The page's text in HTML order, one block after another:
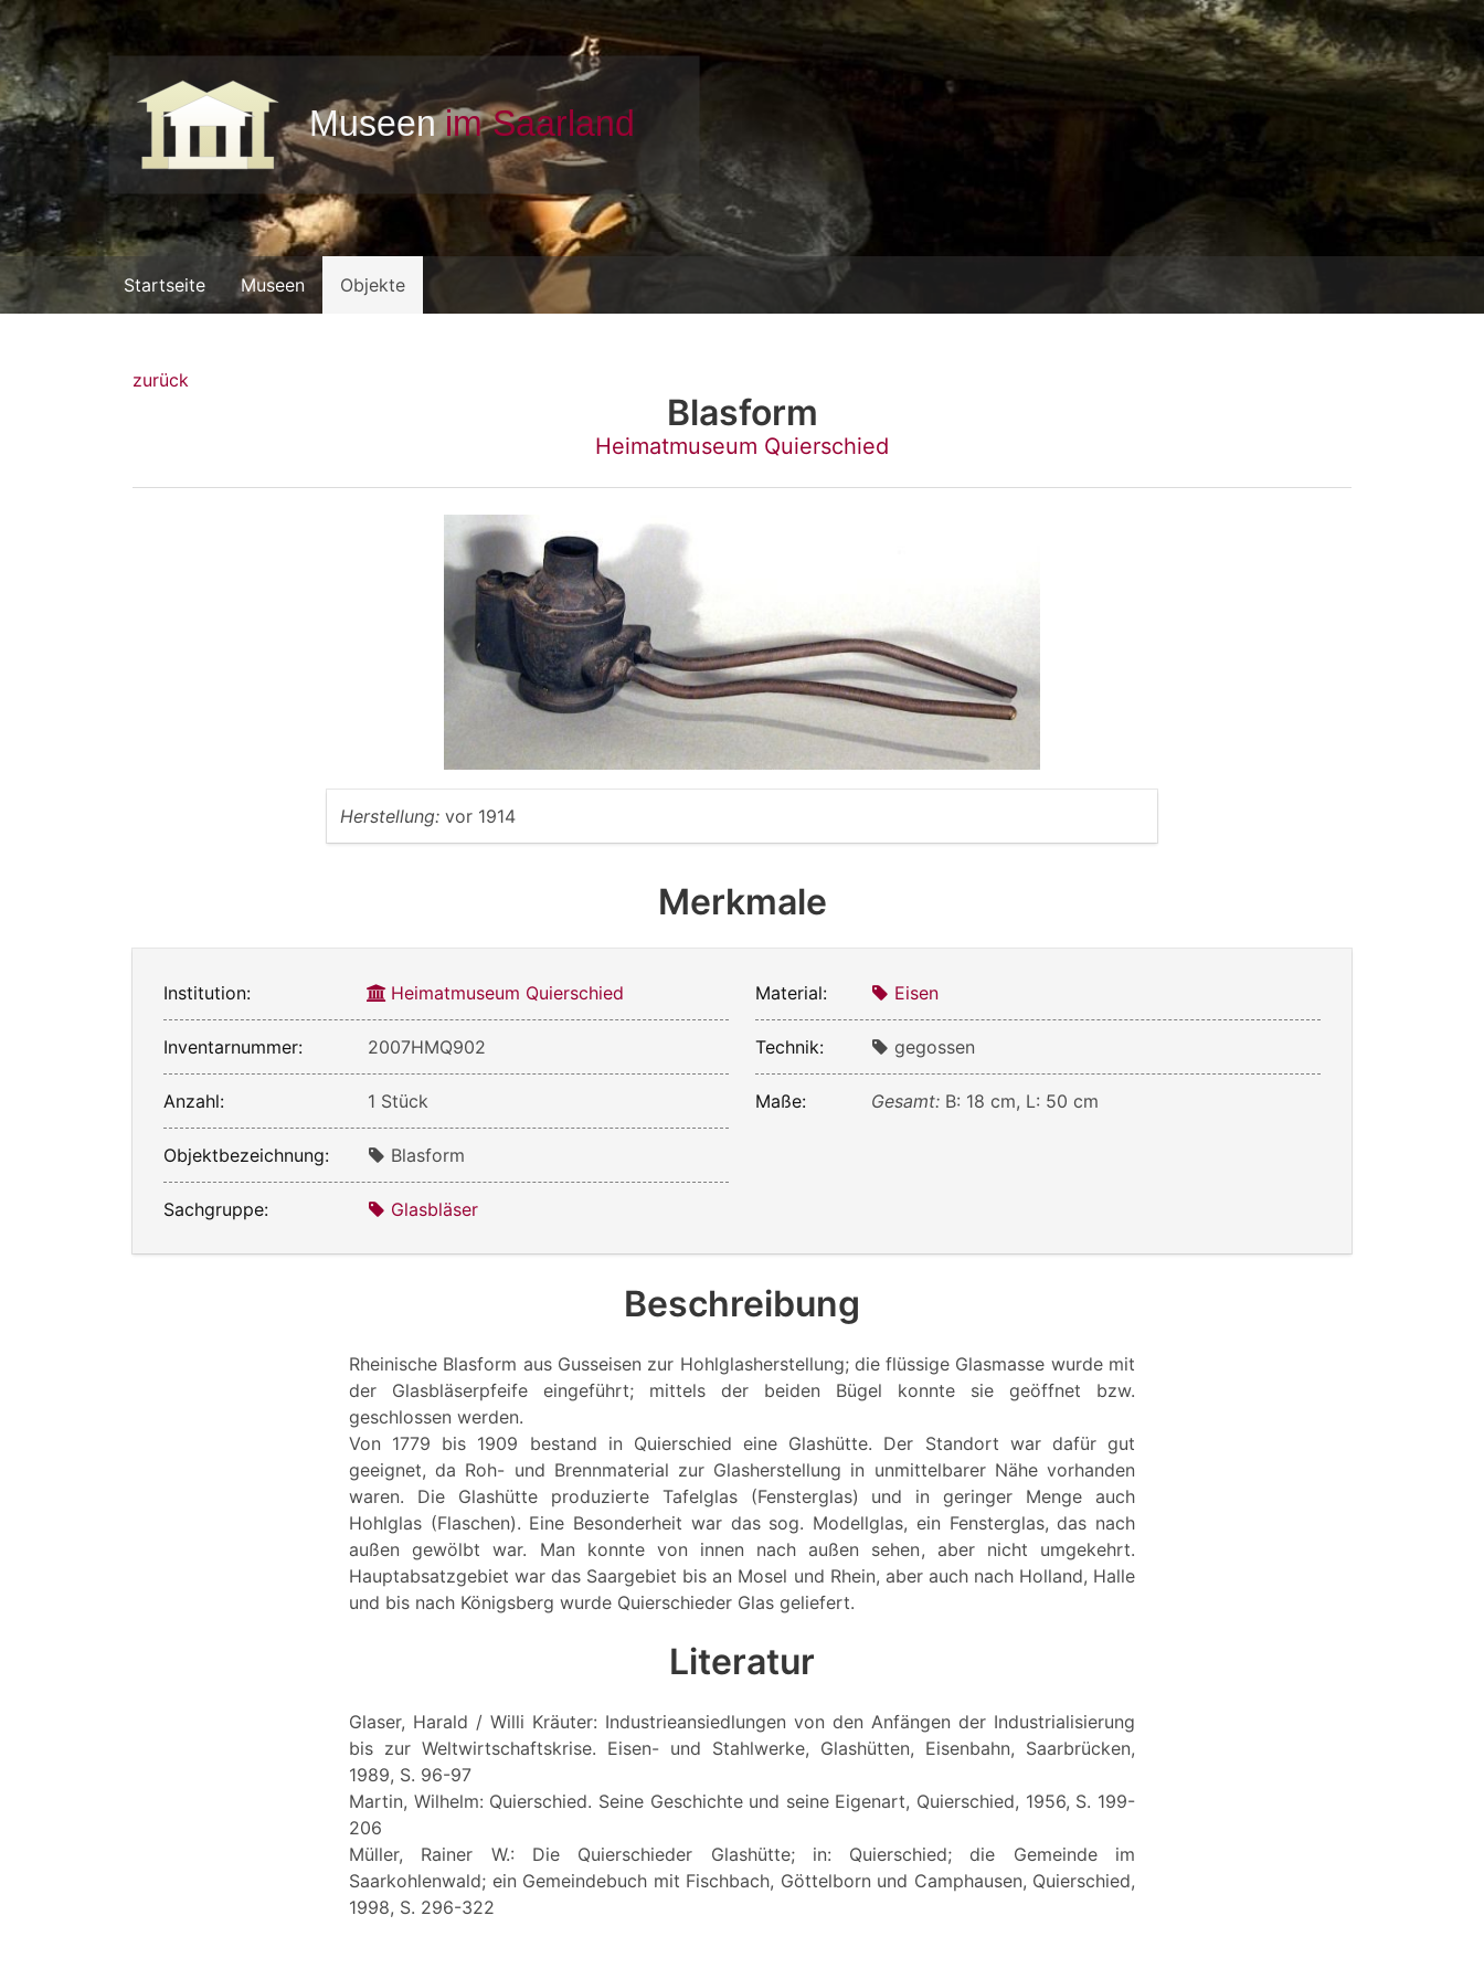
Startseite Museen Objekte
zurück
Blasform
Heimatmuseum Quierschied
Herstellung: vor 1914
Merkmale
Institution: Heimatmuseum Quierschied
Inventarnummer: 2007HMQ902
Anzahl: 1 Stück
Objektbezeichnung: Blasform
Sachgruppe: Glasbläser
Material: Eisen
Technik: gegossen
Maße: Gesamt: B: 18 cm, L: 50 cm
Beschreibung
Rheinische Blasform aus Gusseisen zur Hohlglasherstellung; die flüssige Glasmasse wurde mit
der Glasbläserpfeife eingeführt; mittels der beiden Bügel konnte sie geöffnet bzw.
geschlossen werden.
Von 1779 bis 1909 bestand in Quierschied eine Glashütte. Der Standort war dafür gut
geeignet, da Roh- und Brennmaterial zur Glasherstellung in unmittelbarer Nähe vorhanden
waren. Die Glashütte produzierte Tafelglas (Fensterglas) und in geringer Menge auch
Hohlglas (Flaschen). Eine Besonderheit war das sog. Modellglas, ein Fensterglas, das nach
außen gewölbt war. Man konnte von innen nach außen sehen, aber nicht umgekehrt.
Hauptabsatzgebiet war das Saargebiet bis an Mosel und Rhein, aber auch nach Holland, Halle
und bis nach Königsberg wurde Quierschieder Glas geliefert.
Literatur
Glaser, Harald / Willi Kräuter: Industrieansiedlungen von den Anfängen der Industrialisierung
bis zur Weltwirtschaftskrise. Eisen- und Stahlwerke, Glashütten, Eisenbahn, Saarbrücken,
1989, S. 96-97
Martin, Wilhelm: Quierschied. Seine Geschichte und seine Eigenart, Quierschied, 1956, S. 199-
206
Müller, Rainer W.: Die Quierschieder Glashütte; in: Quierschied; die Gemeinde im
Saarkohlenwald; ein Gemeindebuch mit Fischbach, Göttelborn und Camphausen, Quierschied,
1998, S. 296-322